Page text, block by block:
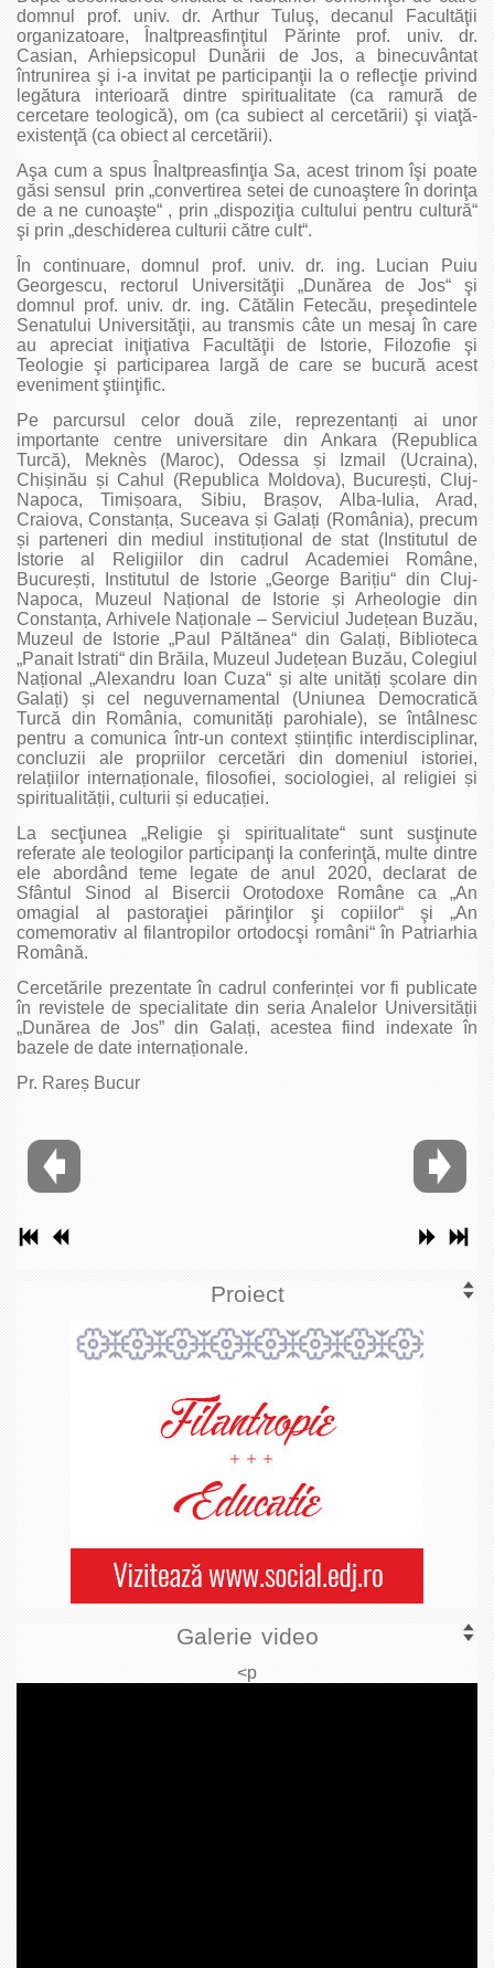
domnul prof. univ. dr. Arthur Tuluş, decanul Facultăţii
organizatoare, Înaltpreasfinţitul Părinte prof. univ. dr.
Casian, Arhiepsicopul Dunării de Jos, a binecuvântat
întrunirea şi i-a invitat pe participanţii la o reflecţie privind
legătura interioară dintre spiritualitate (ca ramură de
cercetare teologică), om (ca subiect al cercetării) şi viaţă-
existenţă (ca obiect al cercetării).
Aşa cum a spus Înaltpreasfinţia Sa, acest trinom îşi poate
găsi sensul prin „convertirea setei de cunoaştere în dorinţa
de a ne cunoaşte“ , prin „dispoziţia cultului pentru cultură“
şi prin „deschiderea culturii către cult“.
În continuare, domnul prof. univ. dr. ing. Lucian Puiu
Georgescu, rectorul Universităţii „Dunărea de Jos“ şi
domnul prof. univ. dr. ing. Cătălin Fetecău, preşedintele
Senatului Universităţii, au transmis câte un mesaj în care
au apreciat iniţiativa Facultăţii de Istorie, Filozofie şi
Teologie şi participarea largă de care se bucură acest
eveniment ştiinţific.
Pe parcursul celor două zile, reprezentanți ai unor
importante centre universitare din Ankara (Republica
Turcă), Meknès (Maroc), Odessa și Izmail (Ucraina),
Chișinău și Cahul (Republica Moldova), București, Cluj-
Napoca, Timișoara, Sibiu, Brașov, Alba-Iulia, Arad,
Craiova, Constanța, Suceava și Galați (România), precum
și parteneri din mediul instituțional de stat (Institutul de
Istorie al Religiilor din cadrul Academiei Române,
București, Institutul de Istorie „George Barițiu“ din Cluj-
Napoca, Muzeul Național de Istorie și Arheologie din
Constanța, Arhivele Naționale – Serviciul Județean Buzău,
Muzeul de Istorie „Paul Păltănea“ din Galați, Biblioteca
„Panait Istrati“ din Brăila, Muzeul Județean Buzău, Colegiul
Național „Alexandru Ioan Cuza“ și alte unități școlare din
Galați) și cel neguvernamental (Uniunea Democratică
Turcă din România, comunități parohiale), se întâlnesc
pentru a comunica într-un context științific interdisciplinar,
concluzii ale propriilor cercetări din domeniul istoriei,
relațiilor internaționale, filosofiei, sociologiei, al religiei și
spiritualității, culturii și educației.
La secţiunea „Religie şi spiritualitate“ sunt susţinute
referate ale teologilor participanţi la conferinţă, multe dintre
ele abordând teme legate de anul 2020, declarat de
Sfântul Sinod al Bisercii Orotodoxe Române ca „An
omagial al pastoraţiei părinţilor şi copiilor“ şi „An
comemorativ al filantropilor ortodocşi români“ în Patriarhia
Română.
Cercetările prezentate în cadrul conferinței vor fi publicate
în revistele de specialitate din seria Analelor Universității
„Dunărea de Jos” din Galați, acestea fiind indexate în
bazele de date internaționale.
Pr. Rareș Bucur
Proiect
Galerie video
<p